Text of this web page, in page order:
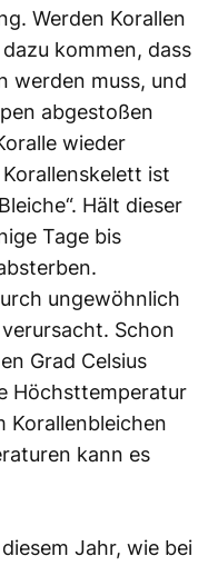
Werden Korallen
kommen, dass
werden muss, und
abgestoßen
wieder
ist
Hält dieser
Tage bis
ungewöhnlich
Schon
Grad Celsius
Höchsttemperatur
Korallenbleichen
kann es
Jahr, wie bei